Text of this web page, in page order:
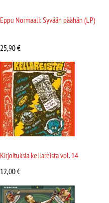
Eppu Normaali: Syvään päähän (LP)
25,90€
Kirjoituksia kellareista vol. 14
12,00€